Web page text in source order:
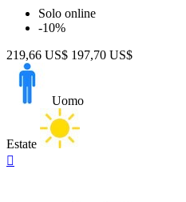
Solo online
-10%
219,66 US$ 197,70 US$
Uomo
Estate
